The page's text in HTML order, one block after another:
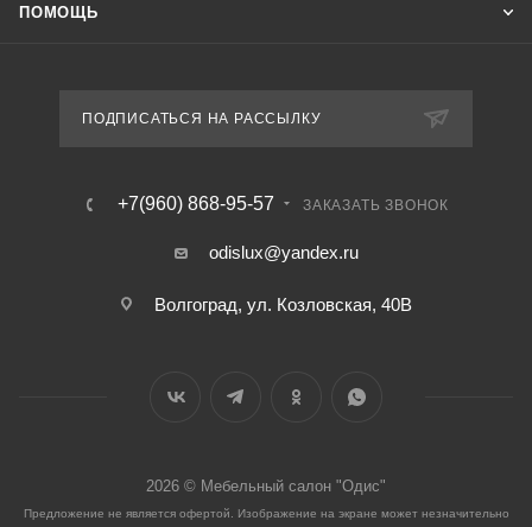
ПОМОЩЬ
ПОДПИСАТЬСЯ НА РАССЫЛКУ
+7(960) 868-95-57 ЗАКАЗАТЬ ЗВОНОК
odislux@yandex.ru
Волгоград, ул. Козловская, 40В
2026 © Мебельный салон "Одис"
Предложение не является офертой. Изображение на экране может незначительно